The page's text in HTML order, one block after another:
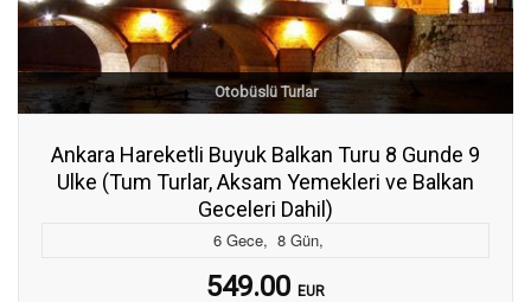
Otobüslü Turlar
Ankara Hareketli Buyuk Balkan Turu 8 Gunde 9
Ulke (Tum Turlar, Aksam Yemekleri ve Balkan
Geceleri Dahil)
6 Gece, 8 Gün,
549.00 EUR